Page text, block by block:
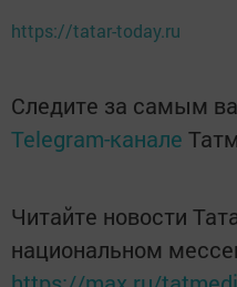
https://tatar-today.ru
Следите за самым
Telegram-канале
Читайте новости
национальном